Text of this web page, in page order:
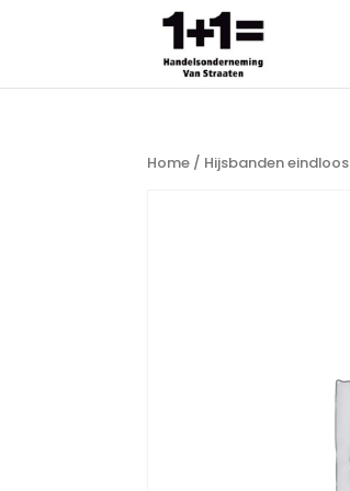
Home / Hijsbanden eindloos